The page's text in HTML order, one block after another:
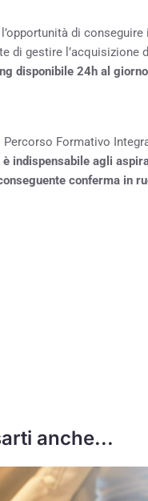
di conseguire i
di gestire
disponibile 24h al giorno
Formativo
è indispensabile agli
conferma in
anche...